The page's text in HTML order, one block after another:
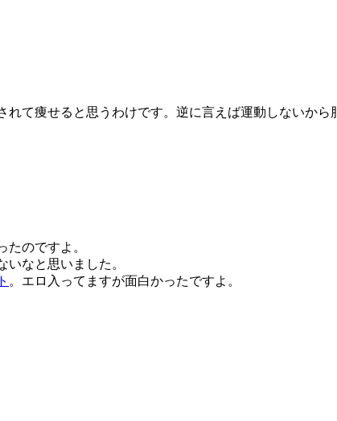
て痩せると思うわけです。逆に言えば運動しないから
のですよ。
いなと思いました。
。エロ入ってますが面白かったですよ。